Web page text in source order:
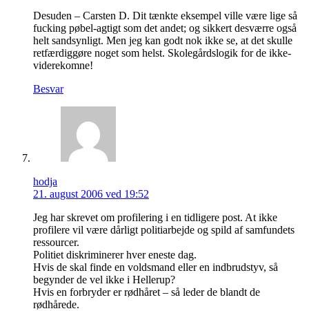
Desuden – Carsten D. Dit tænkte eksempel ville være lige så
fucking pøbel-agtigt som det andet; og sikkert desværre også
helt sandsynligt. Men jeg kan godt nok ikke se, at det skulle
retfærdiggøre noget som helst. Skolegårdslogik for de ikke-
viderekomne!
Besvar
hodja
21. august 2006 ved 19:52
Jeg har skrevet om profilering i en tidligere post. At ikke
profilere vil være dårligt politiarbejde og spild af samfundets
ressourcer.
Politiet diskriminerer hver eneste dag.
Hvis de skal finde en voldsmand eller en indbrudstyv, så
begynder de vel ikke i Hellerup?
Hvis en forbryder er rødhåret – så leder de blandt de
rødhårede.